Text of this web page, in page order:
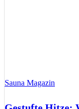
Sauna Magazin